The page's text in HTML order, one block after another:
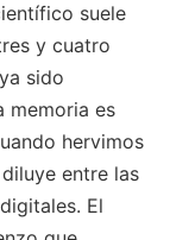
suele
y cuatro
sido
memoria es
hervimos
entre las
El